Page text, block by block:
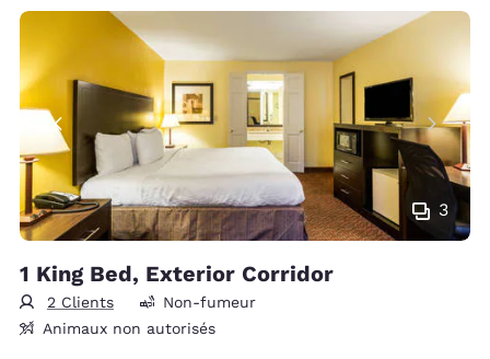
3
1 King Bed, Exterior Corridor
2 Clients
Non-fumeur
Animaux non autorisés